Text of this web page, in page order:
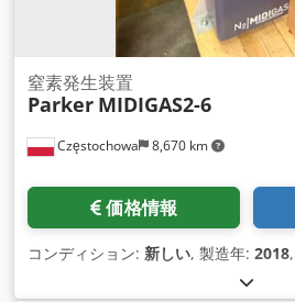
Częstochowa 8,670 km
窒素発生装置
Parker MIDIGAS2-6
価格情報
コンディション: 新しい, 製造年: 2018,